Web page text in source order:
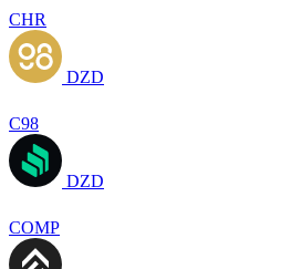
CHR
DZD
C98
DZD
COMP